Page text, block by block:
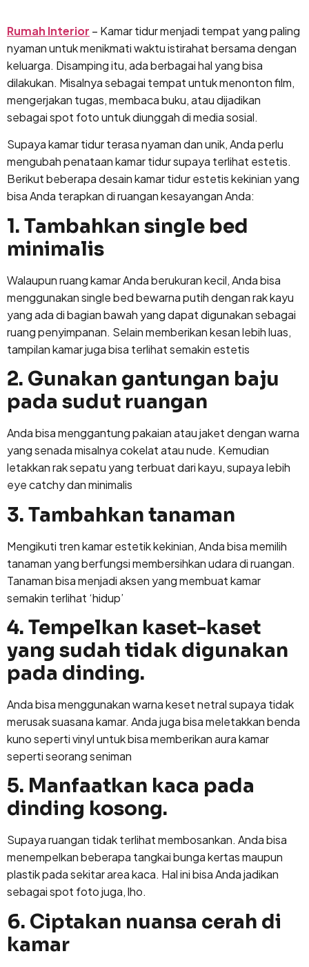
keRumah Interior – Kamar tidur menjadi tempat yang paling
nyaman untuk menikmati waktu istirahat bersama dengan
keluarga. Disamping itu, ada berbagai hal yang bisa
dilakukan. Misalnya sebagai tempat untuk menonton film,
mengerjakan tugas, membaca buku, atau dijadikan
sebagai spot foto untuk diunggah di media sosial.
Supaya kamar tidur terasa nyaman dan unik, Anda perlu
mengubah penataan kamar tidur supaya terlihat estetis.
Berikut beberapa desain kamar tidur estetis kekinian yang
bisa Anda terapkan di ruangan kesayangan Anda:
1. Tambahkan single bed
minimalis
Walaupun ruang kamar Anda berukuran kecil, Anda bisa
menggunakan single bed bewarna putih dengan rak kayu
yang ada di bagian bawah yang dapat digunakan sebagai
ruang penyimpanan. Selain memberikan kesan lebih luas,
tampilan kamar juga bisa terlihat semakin estetis
2. Gunakan gantungan baju
pada sudut ruangan
Anda bisa menggantung pakaian atau jaket dengan warna
yang senada misalnya cokelat atau nude. Kemudian
letakkan rak sepatu yang terbuat dari kayu, supaya lebih
eye catchy dan minimalis
3. Tambahkan tanaman
Mengikuti tren kamar estetik kekinian, Anda bisa memilih
tanaman yang berfungsi membersihkan udara di ruangan.
Tanaman bisa menjadi aksen yang membuat kamar
semakin terlihat ‘hidup’
4. Tempelkan kaset-kaset
yang sudah tidak digunakan
pada dinding.
Anda bisa menggunakan warna keset netral supaya tidak
merusak suasana kamar. Anda juga bisa meletakkan benda
kuno seperti vinyl untuk bisa memberikan aura kamar
seperti seorang seniman
5. Manfaatkan kaca pada
dinding kosong.
Supaya ruangan tidak terlihat membosankan. Anda bisa
menempelkan beberapa tangkai bunga kertas maupun
plastik pada sekitar area kaca. Hal ini bisa Anda jadikan
sebagai spot foto juga, lho.
6. Ciptakan nuansa cerah di
kamar